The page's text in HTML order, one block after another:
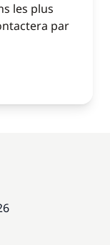
les plus
par